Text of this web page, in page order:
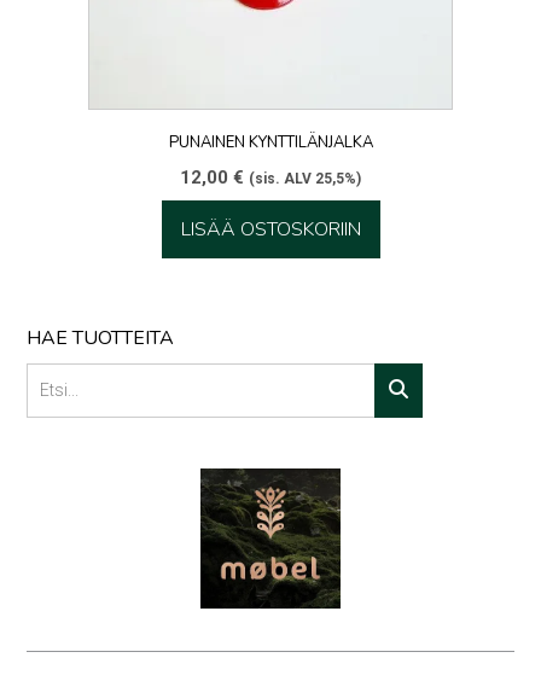
PUNAINEN KYNTTILÄNJALKA
12,00 € (sis. ALV 25,5%)
LISÄÄ OSTOSKORIIN
HAE TUOTTEITA